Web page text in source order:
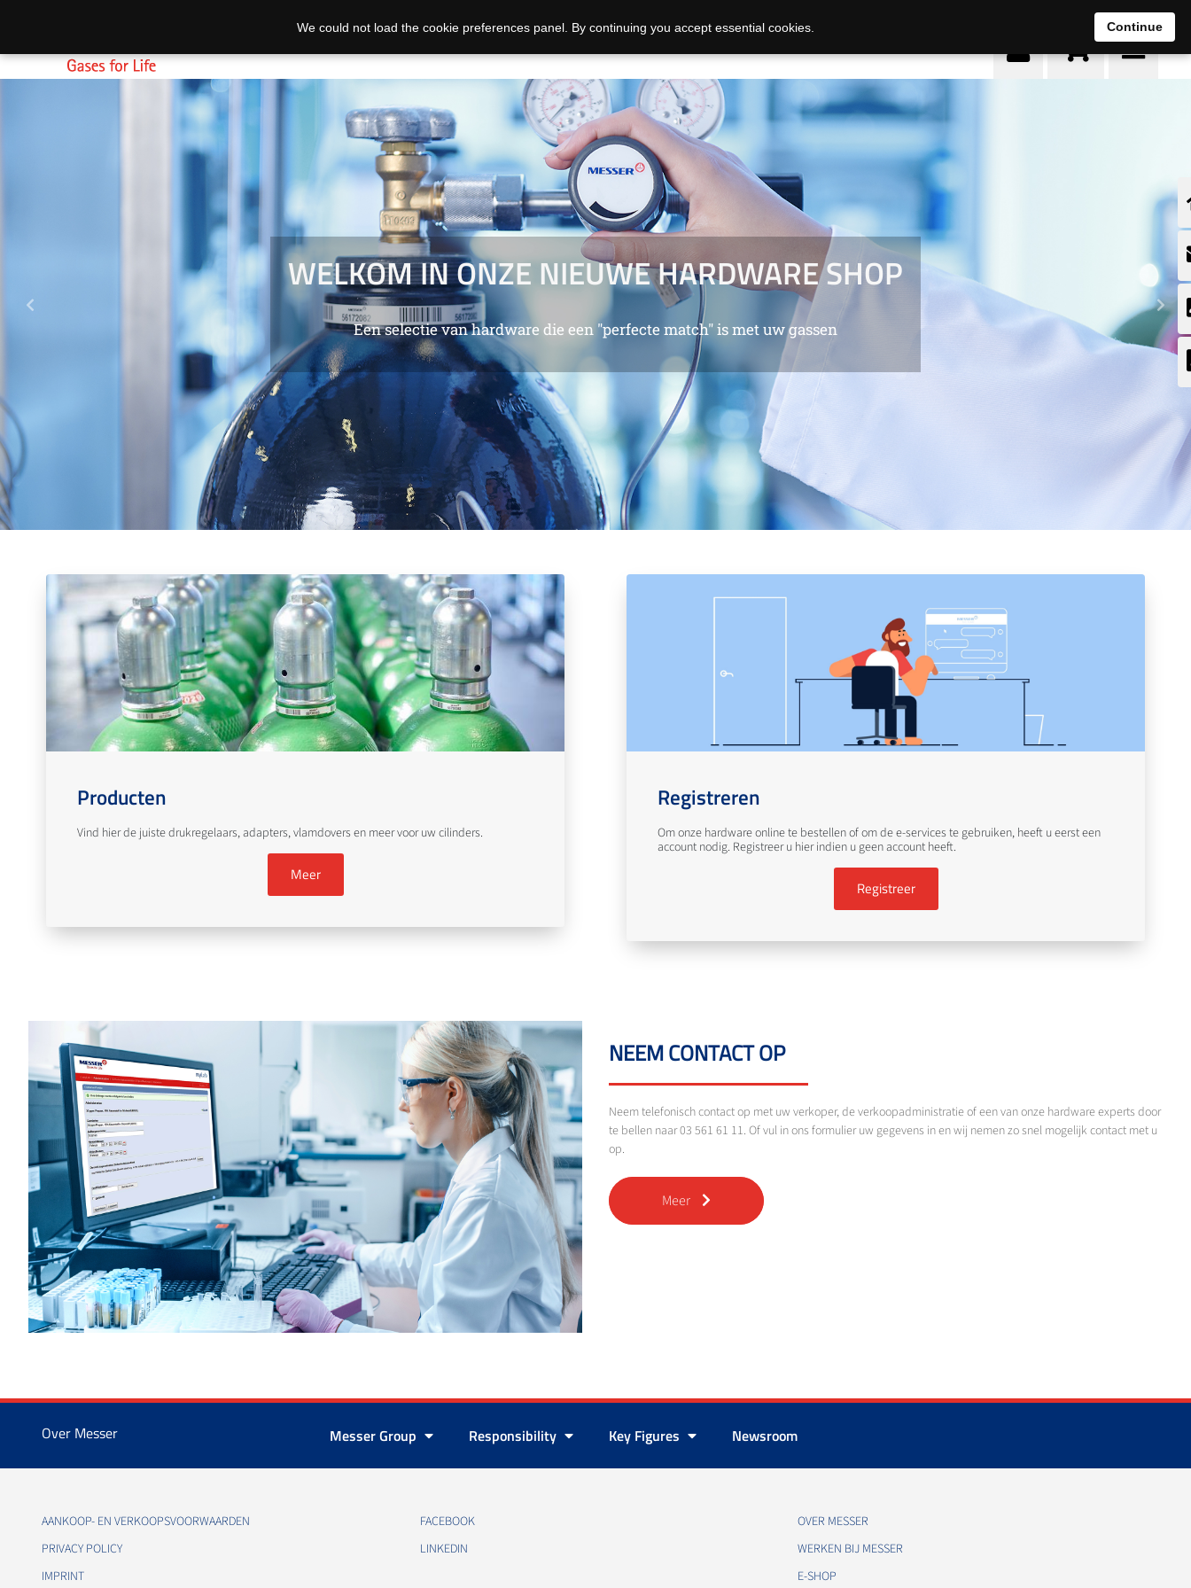
Previous Next
Producten
Vind hier de juiste drukregelaars, adapters, vlamdovers en meer voor uw cilinders.
Meer
Registreren
Om onze hardware online te bestellen of om de e-services te gebruiken, heeft u eerst een
account nodig. Registreer u hier indien u geen account heeft.
Registreer
NEEM CONTACT OP
Neem telefonisch contact op met uw verkoper, de verkoopadministratie of een van onze hardware experts door
te bellen naar 03 561 61 11. Of vul in ons formulier uw gegevens in en wij nemen zo snel mogelijk contact met u
op.
Meer
Over Messer Messer Group Responsibility Key Figures Newsroom
AANKOOP- EN VERKOOPSVOORWAARDEN
PRIVACY POLICY
IMPRINT
FACEBOOK
LINKEDIN
OVER MESSER
WERKEN BIJ MESSER
E-SHOP
We could not load the cookie preferences panel. By continuing you accept essential cookies. Continue